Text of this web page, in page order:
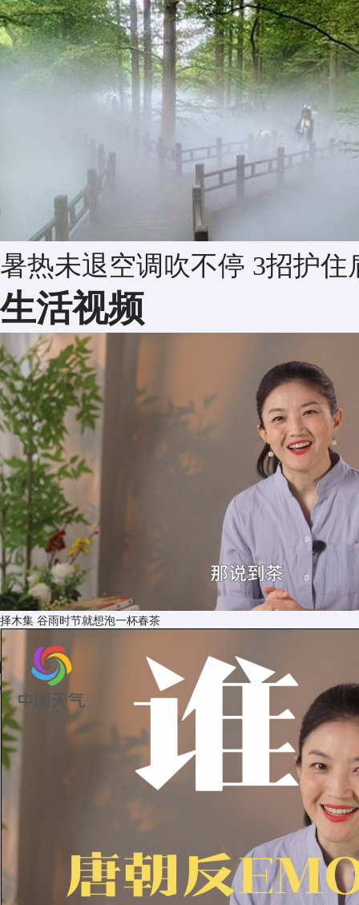
暑热未退空调吹不停 3招护住
生活视频
择木集 谷雨时节就想泡一杯春茶